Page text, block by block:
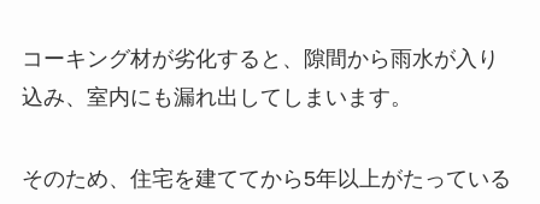
コーキング材が劣化すると、隙間から雨水が入り
込み、室内にも漏れ出してしまいます。
そのため、住宅を建ててから5年以上がたっている